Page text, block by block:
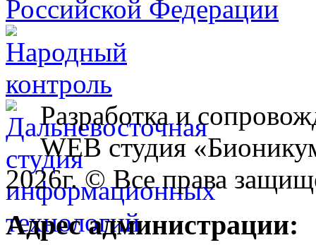
Разработка и
WEB студия
2026г. © Все права
Адрес администрации: